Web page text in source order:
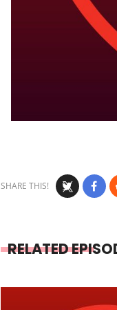
SHARE THIS!
RELATED